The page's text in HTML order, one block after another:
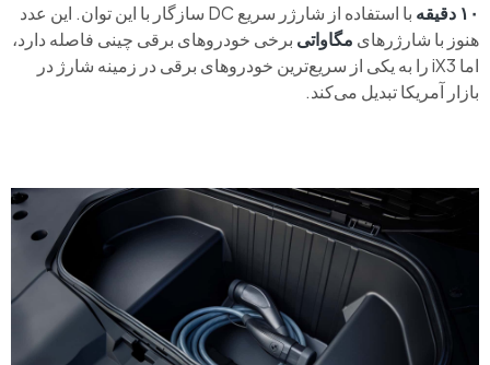
۱۰ دقیقه
با استفاده از شارژر سریع DC سازگار با این توان. این عدد
هنوز با شارژرهای مگاواتی برخی خودروهای برقی چینی فاصله دارد،
اما iX3 را به یکی از سریع‌ترین خودروهای برقی در زمینه شارژ در
بازار آمریکا تبدیل می‌کند.